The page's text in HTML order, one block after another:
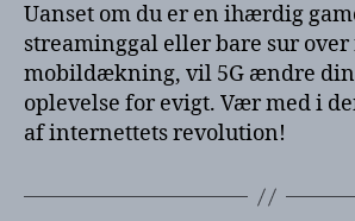
Uanset om du er en ihærdig
streaminggal eller bare sur
mobildækning, vil 5G ændre
oplevelse for evigt. Vær med i
af internettets revolution!